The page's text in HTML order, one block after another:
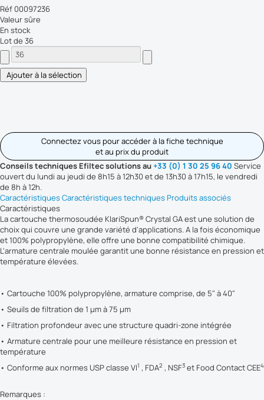
Réf 00097236
Valeur sûre
En stock
Lot de 36
Connectez vous pour accéder à la fiche technique
et au prix du produit
Conseils techniques Efiltec solutions au+33 (0) 1 30 25 96 40 Service
ouvert du lundi au jeudi de 8h15 à 12h30 et de 13h30 à 17h15, le vendredi
de 8h à 12h.
CaractéristiquesCaractéristiques techniques Produits associés
Caractéristiques
La cartouche thermosoudée KlariSpun® Crystal GA est une solution de
choix qui couvre une grande variété d'applications. A la fois économique
et 100% polypropylène, elle offre une bonne compatibilité chimique.
L'armature centrale moulée garantit une bonne résistance en pression et
température élevées.
• Cartouche 100% polypropylène, armature comprise, de 5" à 40"
• Seuils de filtration de 1 µm à 75 µm
• Filtration profondeur avec une structure quadri-zone intégrée
• Armature centrale pour une meilleure résistance en pression et
température
• Conforme aux normes USP classe VI1 , FDA2 , NSF3 et Food Contact CEE4
Remarques :